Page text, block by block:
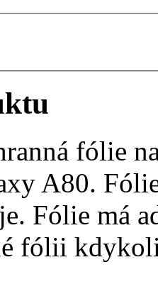
fólie
A80.
Fólie má
fólii